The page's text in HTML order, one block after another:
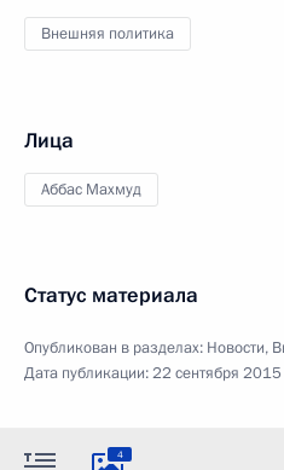
Внешняя политика
Лица
Аббас Махмуд
Статус материала
Опубликован в разделах: Новости,
Дата публикации:22 сентября
4